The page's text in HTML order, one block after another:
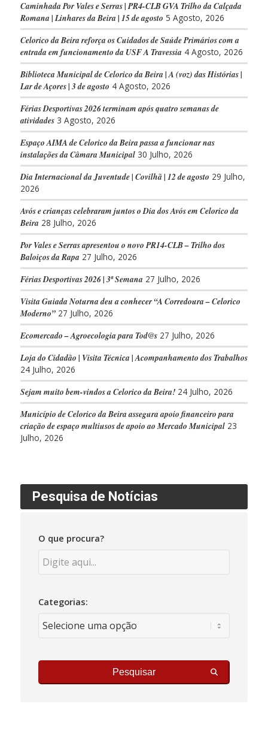
Caminhada Por Vales e Serras | PR4-CLB GVA Trilho da Calçada
Romana | Linhares da Beira | 15 de agosto 5 Agosto, 2026
Celorico da Beira reforça os Cuidados de Saúde Primários com a
entrada em funcionamento da USF A Travessia 4 Agosto, 2026
Biblioteca Municipal de Celorico da Beira | A (voz) das Histórias |
Lar de Açores | 3 de agosto 4 Agosto, 2026
Férias Desportivas 2026 terminam após quatro semanas de
atividades 3 Agosto, 2026
Espaço AIMA de Celorico da Beira passa a funcionar nas
instalações da Câmara Municipal 30 Julho, 2026
Dia Internacional da Juventude | Covilhã | 12 de agosto 29 Julho,
2026
Avós e crianças celebraram juntos o Dia dos Avós em Celorico da
Beira 28 Julho, 2026
Por Vales e Serras apresentou o novo PR14-CLB – Trilho dos
Baloiços da Rapa 27 Julho, 2026
Férias Desportivas 2026 | 3ª Semana 27 Julho, 2026
Visita Guiada Noturna deu a conhecer “A Corredoura – Celorico
Moderno” 27 Julho, 2026
Ecomercado – Agroecologia para Tod@s 27 Julho, 2026
Loja do Cidadão | Visita Técnica | Acompanhamento dos Trabalhos
24 Julho, 2026
Sejam muito bem-vindos a Celorico da Beira! 24 Julho, 2026
Município de Celorico da Beira assegura apoio financeiro para
criação de espaço multiusos de apoio ao Mercado Municipal 23
Julho, 2026
Pesquisa de Notícias
O que procura?
Categorias:
Pesquisar